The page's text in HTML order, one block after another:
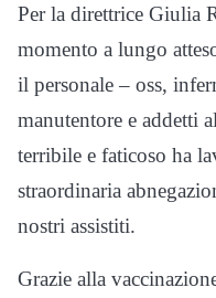
Per la direttrice Giulia
momento a lungo
il personale – oss,
manutentore e addetti
terribile e faticoso ha
straordinaria
nostri assistiti.
Grazie alla